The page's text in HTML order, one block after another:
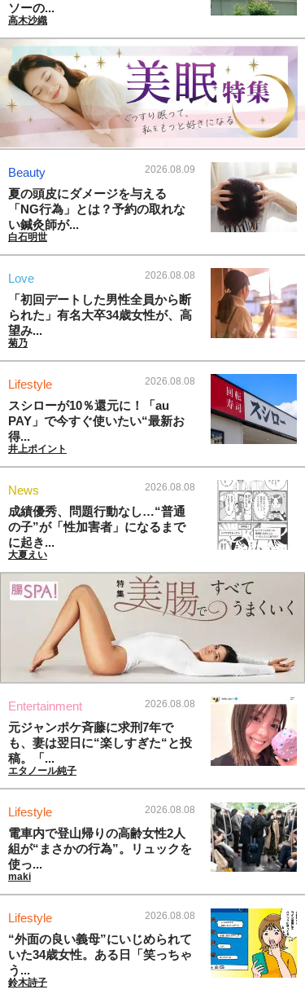
ソーの...
高木沙織
Beauty 2026.08.09
夏の頭皮にダメージを与える
「NG行為」とは？予約の取れな
い鍼灸師が...
白石明世
Love 2026.08.08
「初回デートした男性全員から断
られた」有名大卒34歳女性が、高
望み...
菊乃
Lifestyle 2026.08.08
スシローが10％還元に！「au
PAY」で今すぐ使いたい“最新お
得...
井上ポイント
News 2026.08.08
成績優秀、問題行動なし…“普通
の子”が「性加害者」になるまで
に起き...
大夏えい
Entertainment 2026.08.08
元ジャンポケ斉藤に求刑7年で
も、妻は翌日に“楽しすぎた“と投
稿。「...
エタノール純子
Lifestyle 2026.08.08
電車内で登山帰りの高齢女性2人
組が“まさかの行為”。リュックを
使っ...
maki
Lifestyle 2026.08.08
“外面の良い義母”にいじめられて
いた34歳女性。ある日「笑っちゃ
う...
鈴木詩子